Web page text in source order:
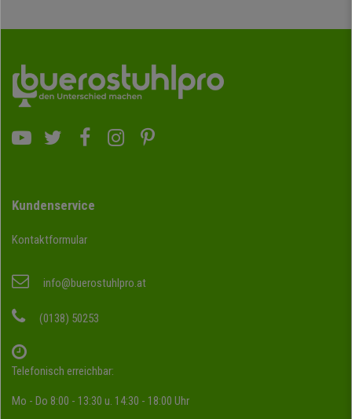
Kundenservice
Kontaktformular
info@buerostuhlpro.at
(0138) 50253
Telefonisch erreichbar:
Mo - Do 8:00 - 13:30 u. 14:30 - 18:00 Uhr